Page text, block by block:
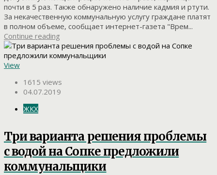
почти в 5 раз. Также обнаружено наличие кадмия и ртути.
За некачественную коммунальную услугу граждане платят
в полном объеме, сообщает интернет-газета "Врем...
Continue reading
View
1615 views
04.07.2019
ЖКХ
Три варианта решения проблемы
с водой на Сопке предложили
коммунальщики